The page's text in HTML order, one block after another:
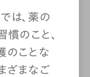
ch
は、薬の
慣のこと、
のことな
ざまなご